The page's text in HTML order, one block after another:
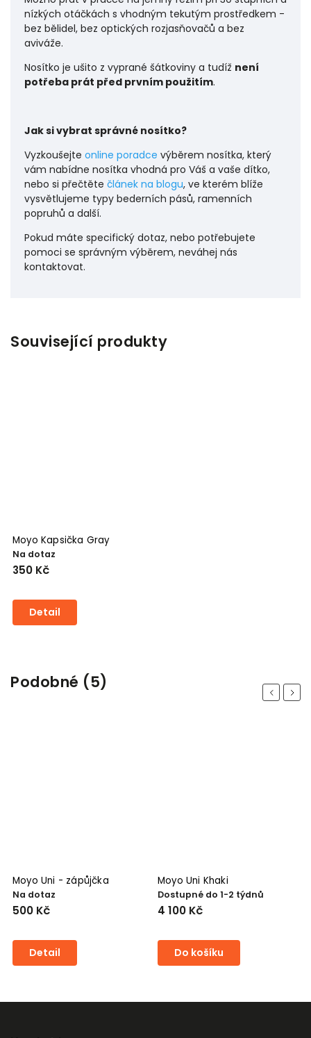
nízkých otáčkách s vhodným tekutým prostředkem -
bez bělidel, bez optických rozjasňovačů a bez
aviváže.
Nosítko je ušito z vyprané šátkoviny a tudíž není
potřeba prát před prvním použitím.
Jak si vybrat správné nosítko?
Vyzkoušejte online poradce výběrem nosítka, který
vám nabídne nosítka vhodná pro Váš a vaše dítko,
nebo si přečtěte článek na blogu, ve kterém blíže
vysvětlujeme typy bederních pásů, ramenních
popruhů a další.
Pokud máte specifický dotaz, nebo potřebujete
pomoci se správným výběrem, neváhej nás
kontaktovat.
Související produkty
Moyo Kapsička Gray
Na dotaz
350 Kč
Detail
Podobné (5) Previous
Moyo Uni - zápůjčka
Na dotaz
500 Kč
Detail
Moyo Uni Khaki
Dostupné do 1-2 týdnů
4 100 Kč
Do košíku
Next